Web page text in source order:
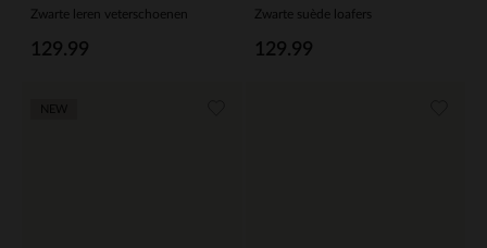
Zwarte leren veterschoenen
129.99
Zwarte suède loafers
129.99